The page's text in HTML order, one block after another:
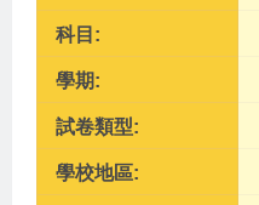
科目:
學期:
試卷類型:
學校地區: